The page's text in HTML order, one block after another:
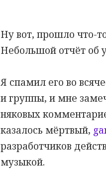
Ну вот, прошло что-
Небольшой отчёт об
Я спамил его во
и группы, и мне
няковых
казалось мёртвый,
разработчиков
музыкой.